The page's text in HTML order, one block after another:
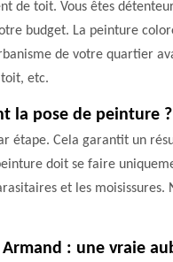
de toit. Vous êtes
budget. La peinture
de votre quartier
etc.
la pose de peinture ?
Cela garantit un
doit se faire
et les
: une vraie